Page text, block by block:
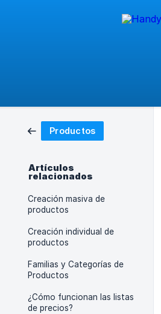
Productos
Artículos
relacionados
Creación masiva de
productos
Creación individual de
productos
Familias y Categorías de
Productos
¿Cómo funcionan las listas
de precios?